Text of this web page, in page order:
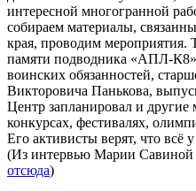
интересной многогранной
собираем материалы,
края, проводим мероприятия.
памяти подводника «АПЛ-
воинских обязанностей,
Викторовича Панькова,
Центр запланировал и другие
конкурсах, фестивалях,
Его активисты верят, что всё
(Из интервью Марии
отсюда)